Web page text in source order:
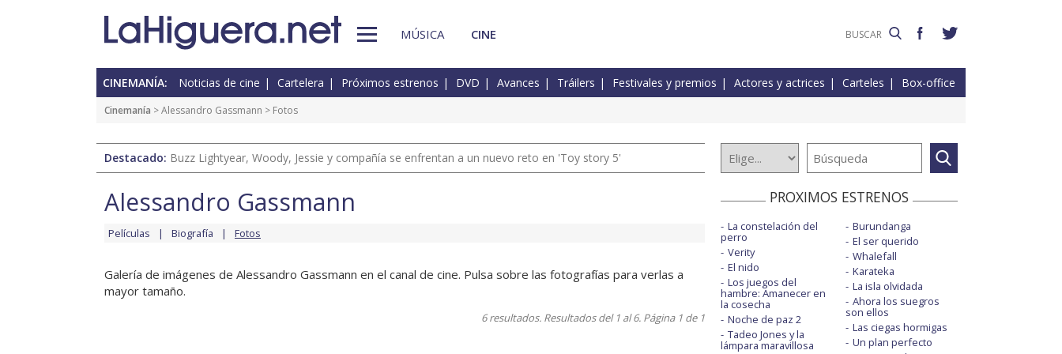
MÚSICA CINE
CINEMANÍA: Noticias de cine Cartelera Próximos estrenos DVD Avances Tráilers Festivales y premios Actores y actrices Carteles Box-office
Cinemanía >Alessandro Gassmann > Fotos
Destacado: Buzz Lightyear, Woody, Jessie y compañía se enfrentan a un nuevo reto en 'Toy story 5'
Alessandro Gassmann
Películas Biografía Fotos
Galería de imágenes de Alessandro Gassmann en el canal de cine. Pulsa sobre las fotografías para verlas a
mayor tamaño.
6 resultados. Resultados del 1 al 6. Página 1 de 1
PROXIMOS ESTRENOS
La constelación del
perro
Verity
El nido
Los juegos del
hambre: Amanecer en
la cosecha
Noche de paz 2
Tadeo Jones y la
lámpara maravillosa
Burundanga
El ser querido
Whalefall
Karateka
La isla olvidada
Ahora los suegros
son ellos
Las ciegas hormigas
Un plan perfecto